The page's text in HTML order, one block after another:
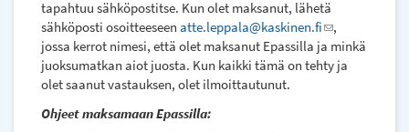
tapahtuu sähköpostitse. Kun olet maksanut, lähetä
sähköposti osoitteeseen atte.leppala@kaskinen.fi(link
sends
e-
,
jossa kerrot nimesi, että olet maksanut Epassilla ja minkä
juoksumatkan aiot juosta. Kun kaikki tämä on tehty ja
olet saanut vastauksen, olet ilmoittautunut.
Ohjeet maksamaan Epassilla: